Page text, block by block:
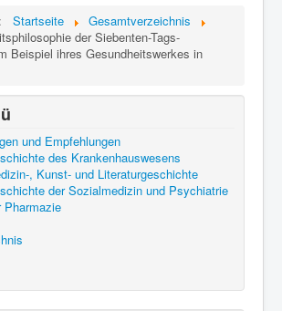
Startseite
Gesamtverzeichnis
der Siebenten-Tags-
Beispiel ihres Gesundheitswerkes in
und Empfehlungen
des Krankenhauswesens
, Kunst- und Literaturgeschichte
der Sozialmedizin und Psychiatrie
Pharmazie